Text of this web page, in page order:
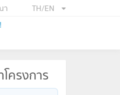
TH/EN
า
โครงการ